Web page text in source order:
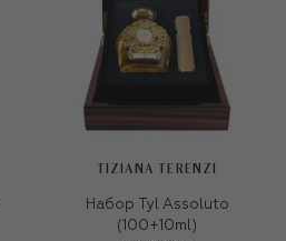
TIZIANA TERENZI
Набор Tyl Assoluto
(100+10ml)